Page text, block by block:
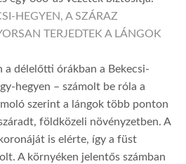
HEGYEN, A SZÁRAZ
TERJEDTEK A LÁNGOK
a délelőtti órákban a Bekecsi-
hegyen – számolt be róla a
szerint a lángok több ponton
földközeli növényzetben. A
is elérte, így a füst
A környéken jelentős számban